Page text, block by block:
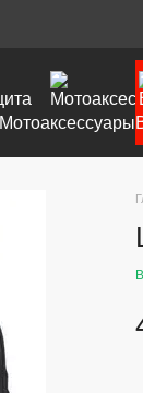
Мотоаксессуары